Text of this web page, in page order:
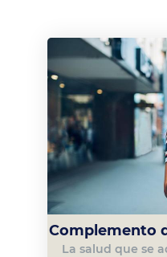
Complemento
La salud que se